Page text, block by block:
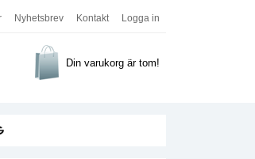
Nyhetsbrev Kontakt Logga in
Din varukorg är tom!